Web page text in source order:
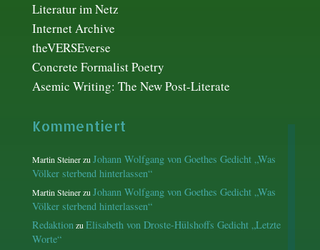
Literatur im Netz
Internet Archive
theVERSEverse
Concrete Formalist Poetry
Asemic Writing: The New Post-Literate
Kommentiert
Martin SteinerzuJohann Wolfgang von Goethes Gedicht „Was
Völker sterbend hinterlassen“
Martin SteinerzuJohann Wolfgang von Goethes Gedicht „Was
Völker sterbend hinterlassen“
RedaktionzuElisabeth von Droste-Hülshoffs Gedicht „Letzte
Worte“